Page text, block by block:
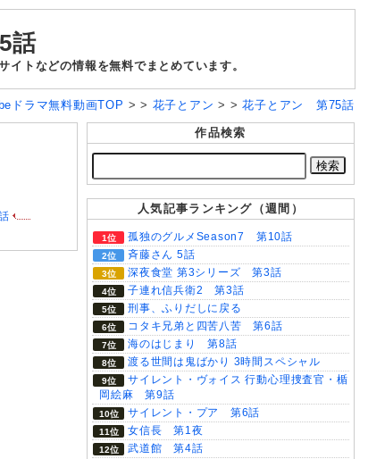
話
トなどの情報を無料でまとめています。
ドラマ無料動画TOP > > 花子とアン> >花子とアン 第75話
作品検索
人気記事ランキング（週間）
孤独のグルメSeason7 第10話
斉藤さん 5話
深夜食堂 第3シリーズ 第3話
子連れ信兵衛2 第3話
刑事、ふりだしに戻る
コタキ兄弟と四苦八苦 第6話
海のはじまり 第8話
渡る世間は鬼ばかり 3時間スペシャル
サイレント・ヴォイス 行動心理捜査官・楯
岡絵麻 第9話
サイレント・プア 第6話
女信長 第1夜
武道館 第4話